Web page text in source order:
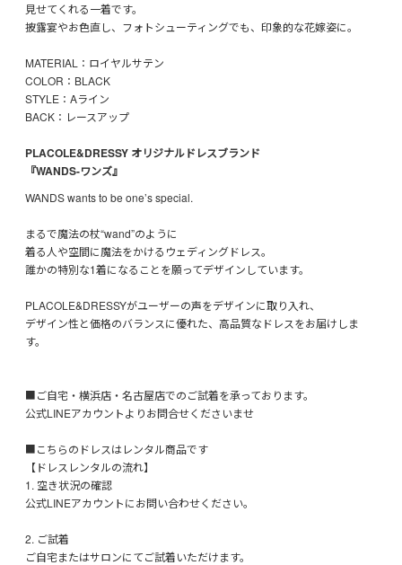
見せてくれる一着です。
披露宴やお色直し、フォトシューティングでも、印象的な花嫁姿に。
MATERIAL：ロイヤルサテン
COLOR：BLACK
STYLE：Aライン
BACK：レースアップ
PLACOLE&DRESSY オリジナルドレスブランド
『WANDS-ワンズ』
WANDS wants to be one’s special.
まるで魔法の杖“wand”のように
着る人や空間に魔法をかけるウェディングドレス。
誰かの特別な1着になることを願ってデザインしています。
PLACOLE&DRESSYがユーザーの声をデザインに取り入れ、
デザイン性と価格のバランスに優れた、高品質なドレスをお届けしま
す。
■ご自宅・横浜店・名古屋店でのご試着を承っております。
公式LINEアカウントよりお問合せくださいませ
■こちらのドレスはレンタル商品です
【ドレスレンタルの流れ】
1. 空き状況の確認
公式LINEアカウントにお問い合わせください。
2. ご試着
ご自宅またはサロンにてご試着いただけます。